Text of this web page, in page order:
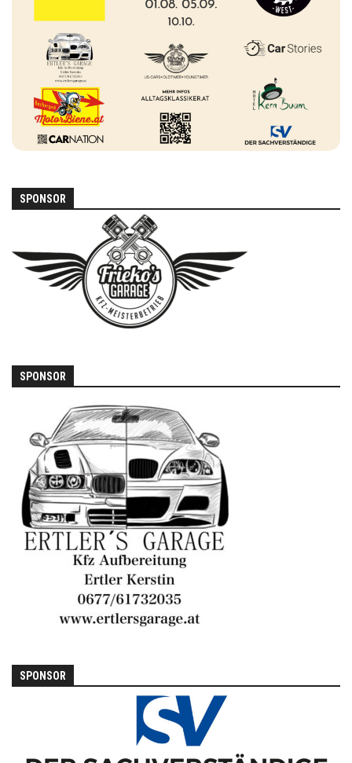
SPONSOR
SPONSOR
SPONSOR